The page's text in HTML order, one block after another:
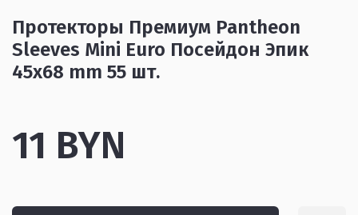
Протекторы Премиум Pantheon
Sleeves Mini Euro Посейдон Эпик
45x68 mm 55 шт.
11 BYN